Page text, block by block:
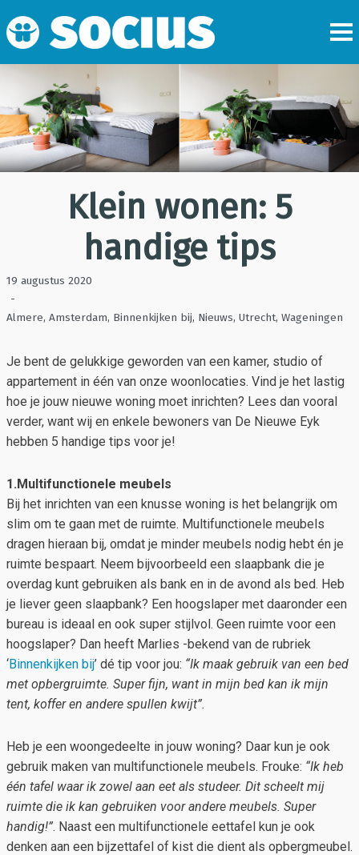
Klein wonen: 5
handige tips
19 augustus 2020
-
Almere, Amsterdam, Binnenkijken bij, Nieuws, Utrecht, Wageningen
Je bent de gelukkige geworden van een kamer, studio of
appartement in één van onze woonlocaties. Vind je het lastig
hoe je jouw nieuwe woning moet inrichten? Lees dan vooral
verder, want wij en enkele bewoners van De Nieuwe Eyk
hebben 5 handige tips voor je!
1.Multifunctionele meubels
Bij het inrichten van een knusse woning is het belangrijk om
slim om te gaan met de ruimte. Multifunctionele meubels
dragen hieraan bij, omdat je minder meubels nodig hebt én je
ruimte bespaart. Neem bijvoorbeeld een slaapbank die je
overdag kunt gebruiken als bank en in de avond als bed. Heb
je liever geen slaapbank? Een hoogslaper met daaronder een
bureau is ideaal en ook super stijlvol. Geen ruimte voor een
hoogslaper? Dan heeft Marlies -bekend van de rubriek
‘Binnenkijken bij’ dé tip voor jou: “Ik maak gebruik van een bed
met opbergruimte. Super fijn, want in mijn bed kan ik mijn
tent, koffer en andere spullen kwijt”.
Heb je een woongedeelte in jouw woning? Daar kun je ook
gebruik maken van multifunctionele meubels. Frouke: “Ik heb
één tafel waar ik zowel aan eet als studeer. Dit scheelt mij
ruimte die ik kan gebruiken voor andere meubels. Super
handig!”. Naast een multifunctionele eettafel kun je ook
denken aan een bijzettafel of kist die dient als opbergmeubel.